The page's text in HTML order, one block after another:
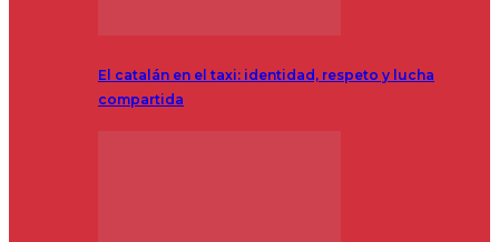
El catalán en el taxi: identidad, respeto y lucha
compartida